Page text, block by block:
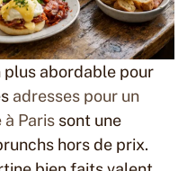
plus abordable pour
adresses pour un
Paris sont une
hors de prix.